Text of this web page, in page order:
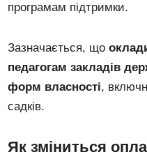
програмам підтримки.
Зазначається, що
педагогам закладів
форм власності,
садків.
Як зміниться